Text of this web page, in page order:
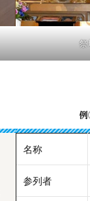
祭
名称
参列者